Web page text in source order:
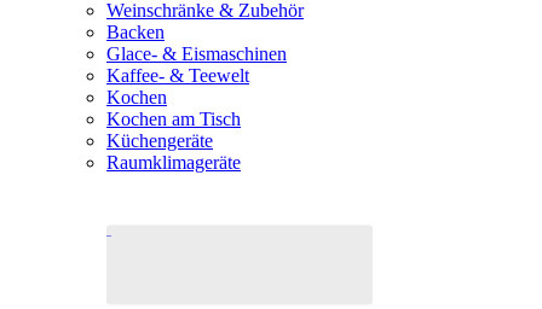
Weinschränke & Zubehör
Backen
Glace- & Eismaschinen
Kaffee- & Teewelt
Kochen
Kochen am Tisch
Küchengeräte
Raumklimageräte